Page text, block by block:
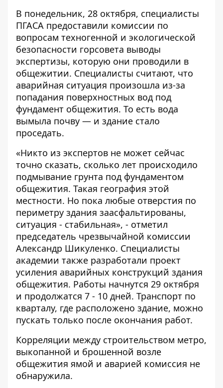
В понедельник, 28 октября, специалисты
ПГАСА предоставили комиссии по
вопросам техногенной и экологической
безопасности горсовета выводы
экспертизы, которую они проводили в
общежитии. Специалисты считают, что
аварийная ситуация произошла из-за
попадания поверхностных вод под
фундамент общежития. То есть вода
вымыла почву — и здание стало
проседать.
«Никто из экспертов не может сейчас
точно сказать, сколько лет происходило
подмывание грунта под фундаментом
общежития. Такая география этой
местности. Но пока любые отверстия по
периметру здания заасфальтированы,
ситуация - стабильная», - отметил
председатель чрезвычайной комиссии
Александр Шикуленко. Специалисты
академии также разработали проект
усиления аварийных конструкций здания
общежития. Работы начнутся 29 октября
и продолжатся 7 - 10 дней. Транспорт по
кварталу, где расположено здание, можно
пускать только после окончания работ.
Корреляции между строительством метро,
выкопанной и брошенной возле
общежития ямой и аварией комиссия не
обнаружила.